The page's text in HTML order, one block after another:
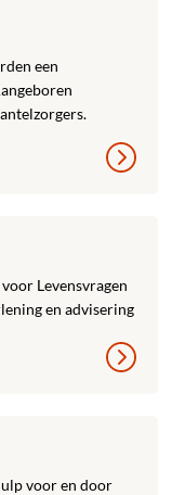
een
Levensvragen
en advisering
voor en door